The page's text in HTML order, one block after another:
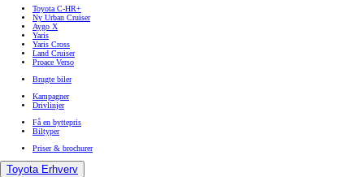
Toyota C-HR+
Ny Urban Cruiser
Aygo X
Yaris
Yaris Cross
Land Cruiser
Proace Verso
Brugte biler
Kampagner
Drivlinjer
Få en byttepris
Biltyper
Priser & brochurer
Toyota Erhverv